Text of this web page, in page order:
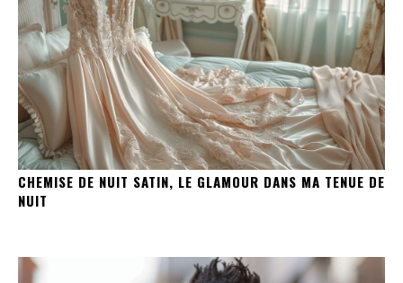
CHEMISE DE NUIT SATIN, LE GLAMOUR DANS MA TENUE DE
NUIT